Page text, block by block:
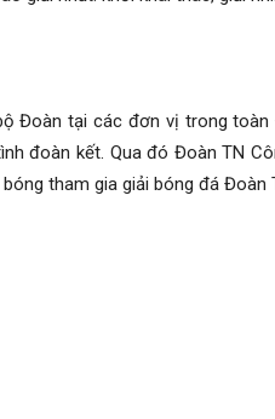
Đoàn tại các đơn vị trong
đoàn kết. Qua đó Đoàn TN
tham gia giải bóng đá Đoàn